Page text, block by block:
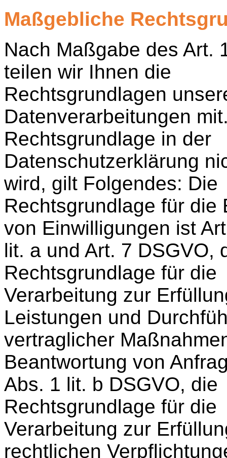
Maßgebliche
Nach Maßgabe des Art.
teilen wir Ihnen die
Rechtsgrundlagen
Datenverarbeitungen
Rechtsgrundlage in der
Datenschutzerklärung
wird, gilt Folgendes: Die
Rechtsgrundlage für die
von Einwilligungen ist
lit. a und Art. 7 DSGVO,
Rechtsgrundlage für die
Verarbeitung zur
Leistungen und
vertraglicher
Beantwortung von
Abs. 1 lit. b DSGVO, die
Rechtsgrundlage für die
Verarbeitung zur
rechtlichen